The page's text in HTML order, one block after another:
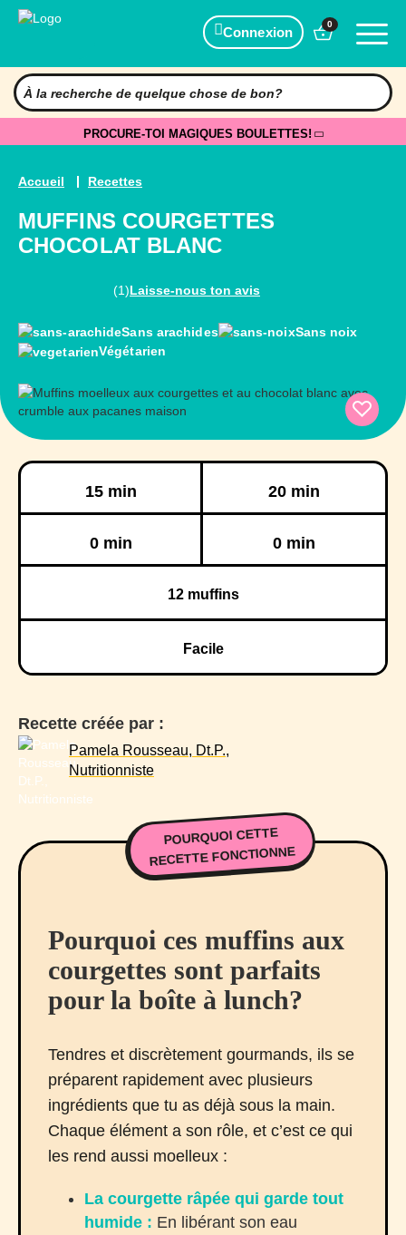
Connexion
0
PROCURE-TOI MAGIQUES BOULETTES!
Accueil Recettes
MUFFINS COURGETTES
CHOCOLAT BLANC
(1)Laisse-nous ton avis
Sans arachides
Sans noix
Végétarien
15 min 20 min
0 min 0 min
12muffins
Facile
Recette créée par :
Pamela Rousseau, Dt.P.,
Nutritionniste
POURQUOI CETTE
RECETTE FONCTIONNE
Pourquoi ces muffins aux
courgettes sont parfaits
pour la boîte à lunch?
Tendres et discrètement gourmands, ils se
préparent rapidement avec plusieurs
ingrédients que tu as déjà sous la main.
Chaque élément a son rôle, et c’est ce qui
les rend aussi moelleux :
La courgette râpée qui garde tout
humide : En libérant son eau